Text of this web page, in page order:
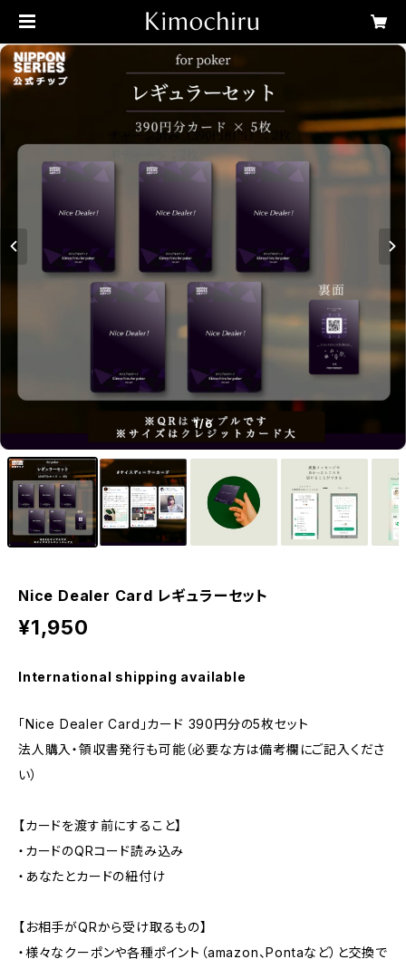
1/6
Nice Dealer Card レギュラーセット
¥1,950
International shipping available
「Nice Dealer Card」カード 390円分の5枚セット
法人購入・領収書発行も可能（必要な方は備考欄にご記入くださ
い）
【カードを渡す前にすること】
・カードのQRコード読み込み
・あなたとカードの紐付け
【お相手がQRから受け取るもの】
・様々なクーポンや各種ポイント（amazon、Pontaなど）と交換で